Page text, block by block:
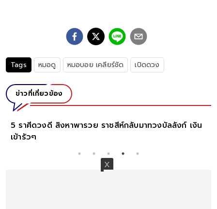
Tags หมอดู หมอบอย เคลียร์ชัด เปิดดวง
ข่าวที่เกี่ยวข้อง
5 ราศีดวงดี สิงหาพารวย ราชสีห์กลับมาทวงบัลลังก์ เงิน
เข้ารัวๆ